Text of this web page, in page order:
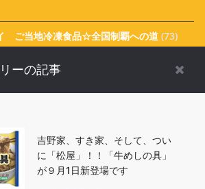
ご当地冷凍食品☆全国制覇への道 (73)
菜日和(7)
ーの記事
吉野家、すき家、そして、つい
に「松屋」！！「牛めしの具」
が９月1日新登場です